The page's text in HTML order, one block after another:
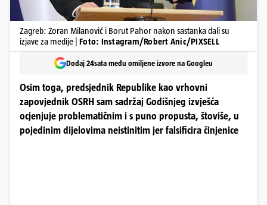
Zagreb: Zoran Milanović i Borut Pahor nakon sastanka dali su
izjave za medije | Foto: Instagram/Robert Anic/PIXSELL
Dodaj 24sata među omiljene izvore na Googleu
Osim toga, predsjednik Republike kao vrhovni
zapovjednik OSRH sam sadržaj Godišnjeg izvješća
ocjenjuje problematičnim i s puno propusta, štoviše, u
pojedinim dijelovima neistinitim jer falsificira činjenice